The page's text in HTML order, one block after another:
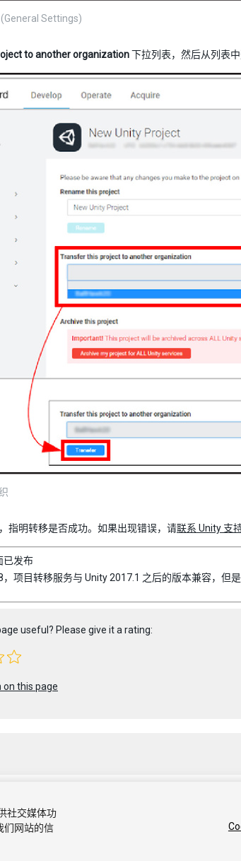
Settings)
to another organization下拉列表，然后从列表
指明转移是否成功。如果出现错误，请联系 Unity 支
已发布
项目转移服务与 Unity 2017.1 之后的版本兼容，但
useful? Please give it a rating:
on this page
Publication 2019.3
社交媒体功
们网站的信